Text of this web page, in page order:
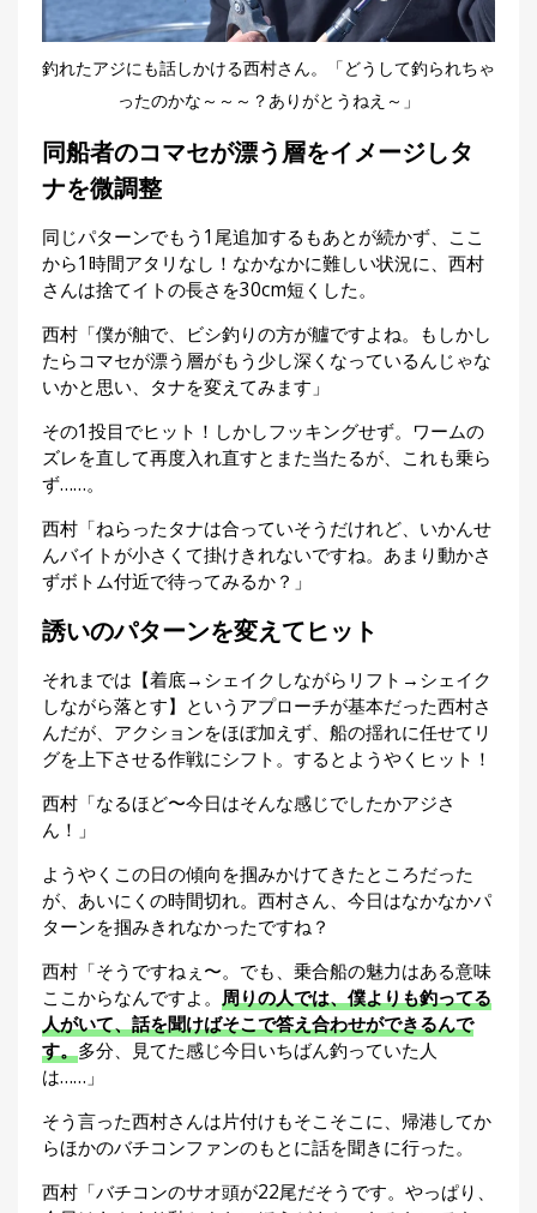
釣れたアジにも話しかける西村さん。「どうして釣られちゃ
ったのかな～～～？ありがとうねえ～」
同船者のコマセが漂う層をイメージしタ
ナを微調整
同じパターンでもう1尾追加するもあとが続かず、ここ
から1時間アタリなし！なかなかに難しい状況に、西村
さんは捨てイトの長さを30cm短くした。
西村「僕が舳で、ビシ釣りの方が艫ですよね。もしかし
たらコマセが漂う層がもう少し深くなっているんじゃな
いかと思い、タナを変えてみます」
その1投目でヒット！しかしフッキングせず。ワームの
ズレを直して再度入れ直すとまた当たるが、これも乗ら
ず……。
西村「ねらったタナは合っていそうだけれど、いかんせ
んバイトが小さくて掛けきれないですね。あまり動かさ
ずボトム付近で待ってみるか？」
誘いのパターンを変えてヒット
それまでは【着底→シェイクしながらリフト→シェイク
しながら落とす】というアプローチが基本だった西村さ
んだが、アクションをほぼ加えず、船の揺れに任せてリ
グを上下させる作戦にシフト。するとようやくヒット！
西村「なるほど〜今日はそんな感じでしたかアジさ
ん！」
ようやくこの日の傾向を掴みかけてきたところだった
が、あいにくの時間切れ。西村さん、今日はなかなかパ
ターンを掴みきれなかったですね？
西村「そうですねぇ〜。でも、乗合船の魅力はある意味
ここからなんですよ。 周りの人では、僕よりも釣ってる
人がいて、話を聞けばそこで答え合わせができるんで
す。多分、見てた感じ今日いちばん釣っていた人
は……」
そう言った西村さんは片付けもそこそこに、帰港してか
らほかのバチコンファンのもとに話を聞きに行った。
西村「バチコンのサオ頭が22尾だそうです。やっぱり、